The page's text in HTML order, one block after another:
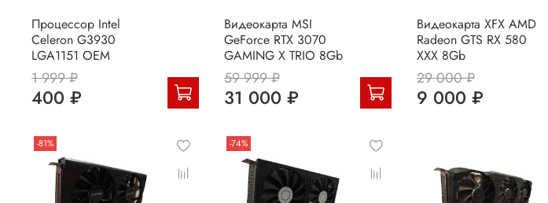
Процессор Intel
Celeron G3930
LGA1151 OEM
1 999 ₽
400 ₽
Видеокарта MSI
GeForce RTX 3070
GAMING X TRIO 8Gb
59 999 ₽
31 000 ₽
Видеокарта XFX AMD
Radeon GTS RX 580
XXX 8Gb
29 000 ₽
9 000 ₽
-81% -74%